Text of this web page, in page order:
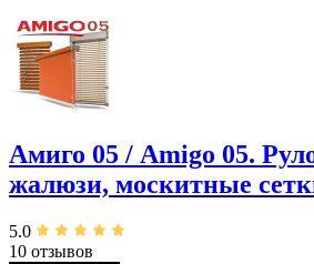
Амиго 05 / Amigo 05.
жалюзи, москитные
5.0
10 отзывов